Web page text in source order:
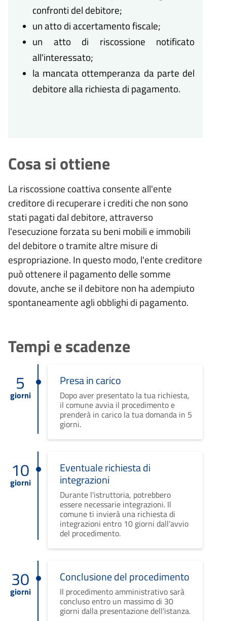
confronti del debitore;
un atto di accertamento fiscale;
un atto di riscossione notificato
all'interessato;
la mancata ottemperanza da parte del
debitore alla richiesta di pagamento.
Cosa si ottiene
La riscossione coattiva consente all'ente
creditore di recuperare i crediti che non sono
stati pagati dal debitore, attraverso
l'esecuzione forzata su beni mobili e immobili
del debitore o tramite altre misure di
espropriazione. In questo modo, l'ente creditore
può ottenere il pagamento delle somme
dovute, anche se il debitore non ha adempiuto
spontaneamente agli obblighi di pagamento.
Tempi e scadenze
5
giorni
Presa in carico
Dopo aver presentato la tua richiesta,
il comune avvia il procedimento e
prenderà in carico la tua domanda in 5
giorni.
10
giorni
Eventuale richiesta di
integrazioni
Durante l'istruttoria, potrebbero
essere necessarie integrazioni. Il
comune ti invierà una richiesta di
integrazioni entro 10 giorni dall'avvio
del procedimento.
30
giorni
Conclusione del procedimento
Il procedimento amministrativo sarà
concluso entro un massimo di 30
giorni dalla presentazione dell'istanza.